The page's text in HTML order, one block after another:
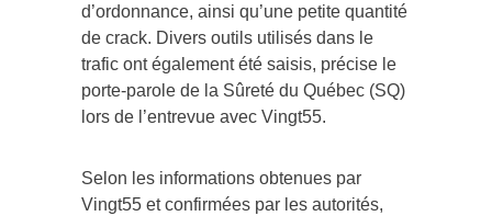
d’ordonnance, ainsi qu’une petite quantité
de crack. Divers outils utilisés dans le
trafic ont également été saisis, précise le
porte-parole de la Sûreté du Québec (SQ)
lors de l’entrevue avec Vingt55.
Selon les informations obtenues par
Vingt55 et confirmées par les autorités,